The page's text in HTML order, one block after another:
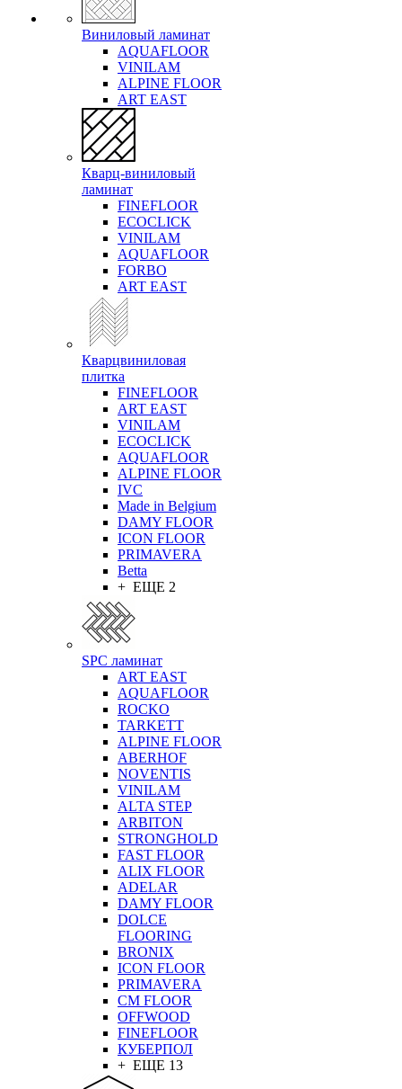
Виниловый ламинат
AQUAFLOOR
VINILAM
ALPINE FLOOR
ART EAST
Кварц-виниловый
ламинат
FINEFLOOR
ECOCLICK
VINILAM
AQUAFLOOR
FORBO
ART EAST
Кварцвиниловая
плитка
FINEFLOOR
ART EAST
VINILAM
ECOCLICK
AQUAFLOOR
ALPINE FLOOR
IVC
Made in Belgium
DAMY FLOOR
ICON FLOOR
PRIMAVERA
Betta
+ ЕЩЕ 2
SPC ламинат
ART EAST
AQUAFLOOR
ROCKO
TARKETT
ALPINE FLOOR
ABERHOF
NOVENTIS
VINILAM
ALTA STEP
ARBITON
STRONGHOLD
FAST FLOOR
ALIX FLOOR
ADELAR
DAMY FLOOR
DOLCE
FLOORING
BRONIX
ICON FLOOR
PRIMAVERA
CM FLOOR
OFFWOOD
FINEFLOOR
КУБЕРПОЛ
+ ЕЩЕ 13